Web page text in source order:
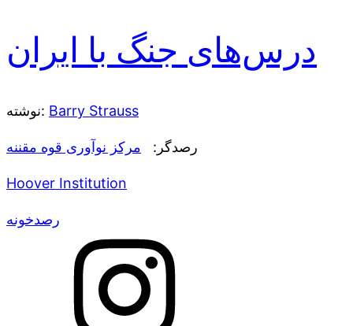
درس‌های جنگ با ایران
نوشته: Barry Strauss
رصدگر: مرکز نوآوری قوه مقننه
Hoover Institution
رصدخونه